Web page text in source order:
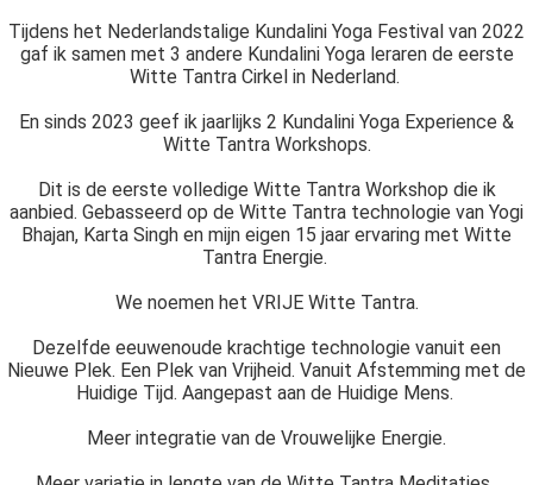
Tijdens het Nederlandstalige Kundalini Yoga Festival van 2022
gaf ik samen met 3 andere Kundalini Yoga leraren de eerste
Witte Tantra Cirkel in Nederland.
En sinds 2023 geef ik jaarlijks 2 Kundalini Yoga Experience &
Witte Tantra Workshops.
Dit is de eerste volledige Witte Tantra Workshop die ik
aanbied. Gebasseerd op de Witte Tantra technologie van Yogi
Bhajan, Karta Singh en mijn eigen 15 jaar ervaring met Witte
Tantra Energie.
We noemen het VRIJE Witte Tantra.
Dezelfde eeuwenoude krachtige technologie vanuit een
Nieuwe Plek. Een Plek van Vrijheid. Vanuit Afstemming met de
Huidige Tijd. Aangepast aan de Huidige Mens.
Meer integratie van de Vrouwelijke Energie.